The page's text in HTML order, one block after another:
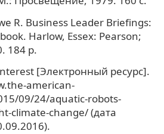
R. Business Leader Briefings:
Harlow, Essex: Pearson;
184 p.
[Электронный ресурс].
american-
09/24/aquatic-robots-
climate-change/ (дата